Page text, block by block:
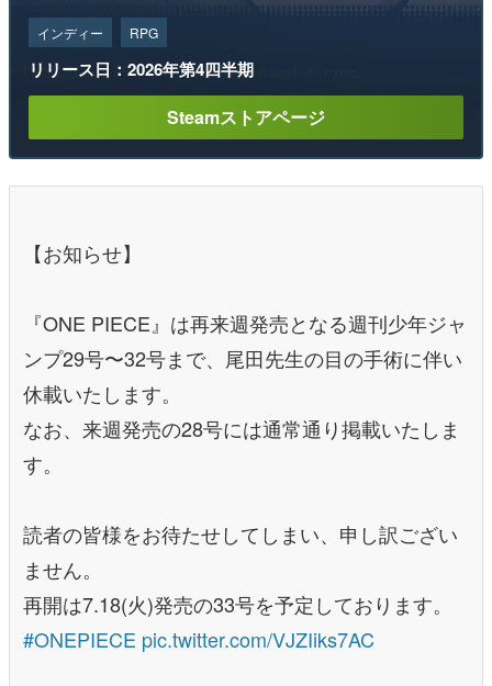
インディー RPG
リリース日：2026年第4四半期
Steamストアページ
【お知らせ】
『ONE PIECE』は再来週発売となる週刊少年ジャ
ンプ29号〜32号まで、尾田先生の目の手術に伴い
休載いたします。
なお、来週発売の28号には通常通り掲載いたしま
す。
読者の皆様をお待たせしてしまい、申し訳ござい
ません。
再開は7.18(火)発売の33号を予定しております。
#ONEPIECE pic.twitter.com/VJZIiks7AC